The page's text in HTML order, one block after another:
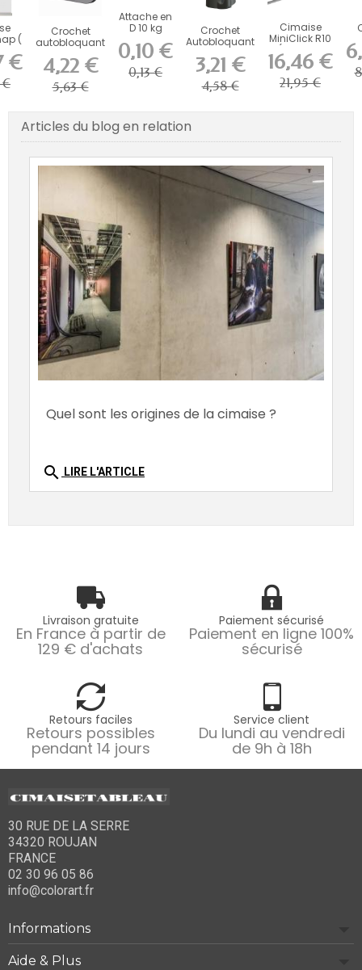
(
€
€
Crochet
autobloquant
pour tige 4 x 4
(...
4,22 €
5,63 €
Attache en
D 10 kg
0,10 €
0,13 €
Crochet
Autobloquant
Artiteq Micro
Grip 2...
3,21 €
4,58 €
Cimaise
MiniClick R10
( Fixation
incluses...
16,46 €
21,95 €
4
Articles du blog en relation
Quel sont les origines de la cimaise ?
search LIRE L'ARTICLE
Livraison gratuite
En France à partir de
129 € d'achats
Paiement sécurisé
Paiement en ligne 100%
sécurisé
Retours faciles
Retours possibles
pendant 14 jours
Service client
Du lundi au vendredi
de 9h à 18h
30 RUE DE LA SERRE
34320 ROUJAN
FRANCE
02 30 96 05 86
info@colorart.fr
Informations
Aide & Plus